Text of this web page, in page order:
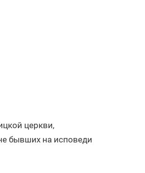
церкви,
бывших на исповеди